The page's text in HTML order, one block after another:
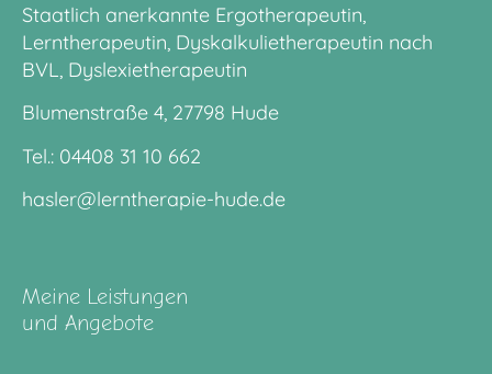
Staatlich anerkannte Ergotherapeutin,
Lerntherapeutin, Dyskalkulietherapeutin nach
BVL, Dyslexietherapeutin
Blumenstraße 4, 27798 Hude
Tel.: 04408 31 10 662
hasler@lerntherapie-hude.de
Meine Leistungen
und Angebote